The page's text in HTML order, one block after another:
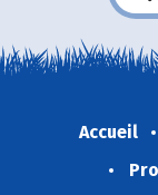
Accueil